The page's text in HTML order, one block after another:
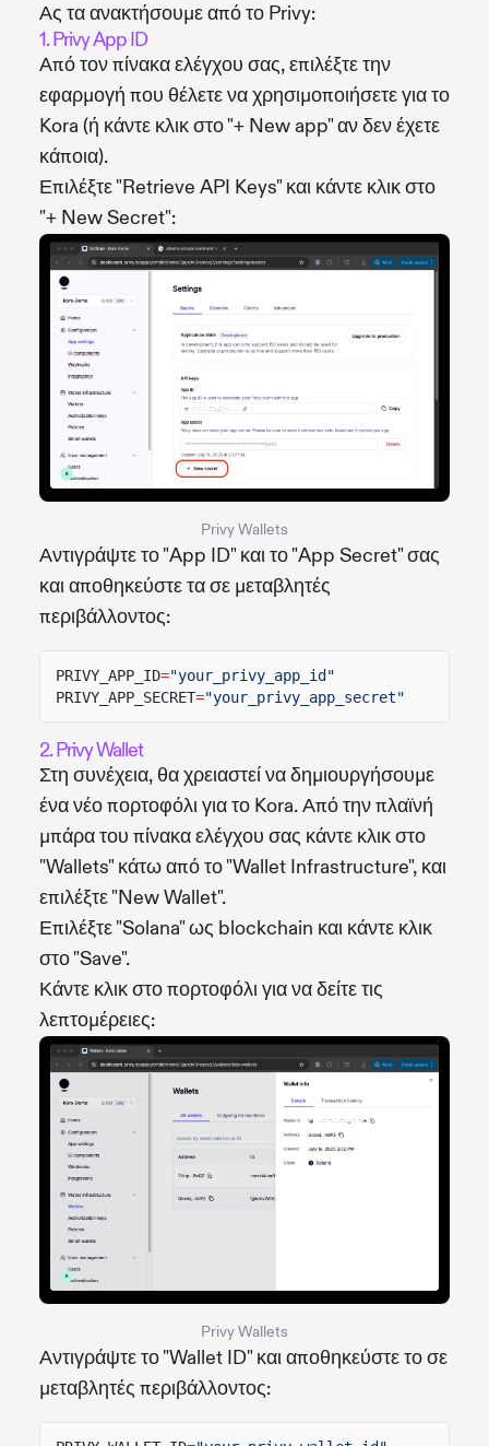
Ας τα ανακτήσουμε από το Privy:
1. Privy App ID
Από τον πίνακα ελέγχου σας, επιλέξτε την
εφαρμογή που θέλετε να χρησιμοποιήσετε για το
Kora (ή κάντε κλικ στο "+ New app" αν δεν έχετε
κάποια).
Επιλέξτε "Retrieve API Keys" και κάντε κλικ στο
"+ New Secret":
Privy Wallets
Αντιγράψτε το "App ID" και το "App Secret" σας
και αποθηκεύστε τα σε μεταβλητές
περιβάλλοντος:
PRIVY_APP_ID="your_privy_app_id"
PRIVY_APP_SECRET="your_privy_app_secret"
2. Privy Wallet
Στη συνέχεια, θα χρειαστεί να δημιουργήσουμε
ένα νέο πορτοφόλι για το Kora. Από την πλαϊνή
μπάρα του πίνακα ελέγχου σας κάντε κλικ στο
"Wallets" κάτω από το "Wallet Infrastructure", και
επιλέξτε "New Wallet".
Επιλέξτε "Solana" ως blockchain και κάντε κλικ
στο "Save".
Κάντε κλικ στο πορτοφόλι για να δείτε τις
λεπτομέρειες:
Privy Wallets
Αντιγράψτε το "Wallet ID" και αποθηκεύστε το σε
μεταβλητές περιβάλλοντος: